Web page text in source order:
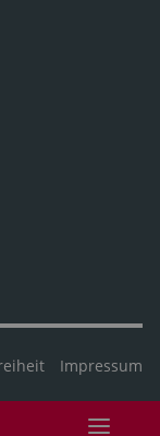
Impressum